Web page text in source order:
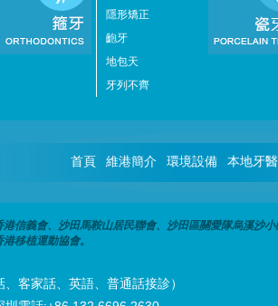
隱形矯正
齙牙
地包天
牙列不齊
首頁 維港簡介 環境設備 本地牙醫
信義會、沙田馬鞍山居民聯會、沙田區關愛隊烏溪沙
移植運動協會。
客家話、英語、普通話接診）